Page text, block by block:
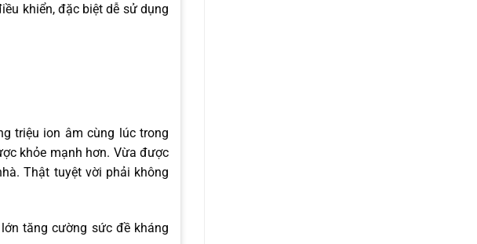
khiển, đặc biệt dễ sử dụng
triệu ion âm cùng lúc trong
khỏe mạnh hơn. Vừa được
Thật tuyệt vời phải không